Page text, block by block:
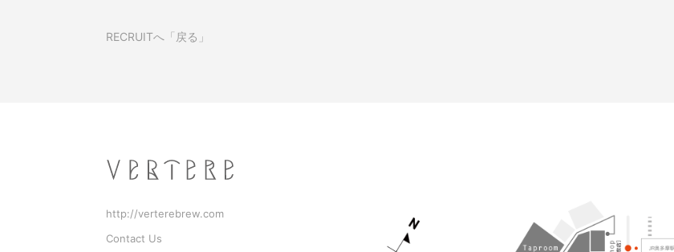
RECRUITへ「戻る」
http://verterebrew.com
Contact Us